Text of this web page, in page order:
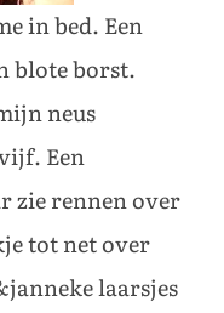
in bed. Een
blote borst.
neus
Een
zie rennen over
tot net over
laarsjes